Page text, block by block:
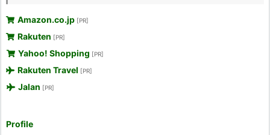
Amazon.co.jp [PR]
Rakuten [PR]
Yahoo! Shopping [PR]
Rakuten Travel [PR]
Jalan [PR]
Profile